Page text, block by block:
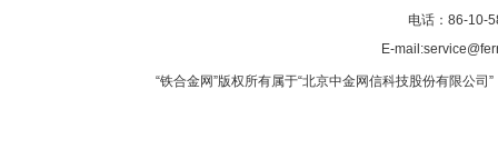
电话：86-10-
E-
“铁合金网”版权所有属于“北京中金网信科技股份有限公司